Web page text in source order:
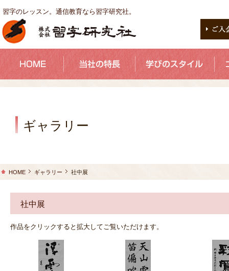
習字のレッスン。通信教育なら習字研究社。
ギャラリー
HOME ギャラリー 社中展
社中展
作品をクリックすると拡大してご覧いただけます。